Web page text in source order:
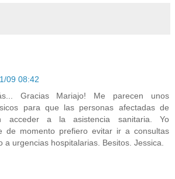
09 08:42
Gracias Mariajo! Me parecen unos
para que las personas afectadas de
acceder a la asistencia sanitaria. Yo
de momento prefiero evitar ir a consultas
a urgencias hospitalarias. Besitos. Jessica.